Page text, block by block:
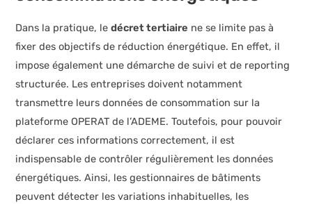
Dans la pratique, ledécret tertiaire ne se limite pas à
fixer des objectifs de réduction énergétique. En effet, il
impose également une démarche de suivi et de reporting
structurée. Les entreprises doivent notamment
transmettre leurs données de consommation sur la
plateforme OPERAT de l’ADEME. Toutefois, pour pouvoir
déclarer ces informations correctement, il est
indispensable de contrôler régulièrement les données
énergétiques. Ainsi, les gestionnaires de bâtiments
peuvent détecter les variations inhabituelles, les